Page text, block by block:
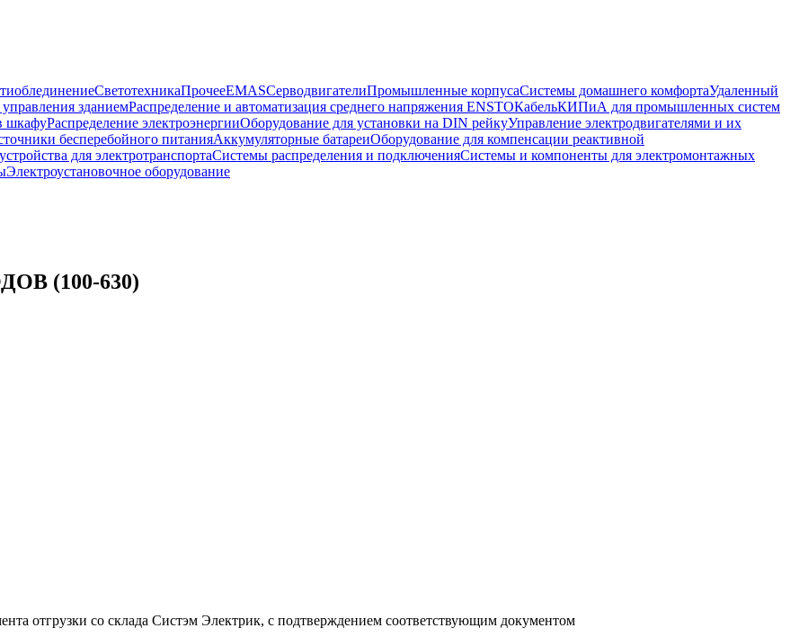
СветотехникаПрочееEMASCерводвигателиПромышленные корпусаСистемы домашнего комфортаУдаленный
зданиемРаспределение и автоматизация среднего напряжения ENSTOКабельКИПиА для промышленных систем
шкафуРаспределение электроэнергииОборудование для установки на DIN рейкуУправление электродвигателями и их
бесперебойного питанияАккумуляторные батареиОборудование для компенсации реактивной
для электротранспортаСистемы распределения и подключенияСистемы и компоненты для электромонтажных
Электроустановочное оборудование
(100-630)
отгрузки со склада Систэм Электрик, с подтверждением соответствующим документом